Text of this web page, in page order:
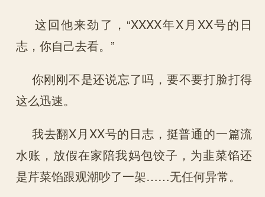
这回他来劲了，“XXXX年X月XX号的日
志，你自己去看。”
你刚刚不是还说忘了吗，要不要打脸打得
这么迅速。
我去翻X月XX号的日志，挺普通的一篇流
水账，放假在家陪我妈包饺子，为韭菜馅还
是芹菜馅跟观潮吵了一架……无任何异常。